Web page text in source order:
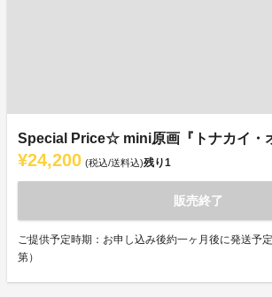
Special Price☆ mini原画『トナカイ・
¥24,200 (税込/送料込)残り1
販売終了
ご提供予定時期：お申し込み後約一ヶ月後に発送予
第）